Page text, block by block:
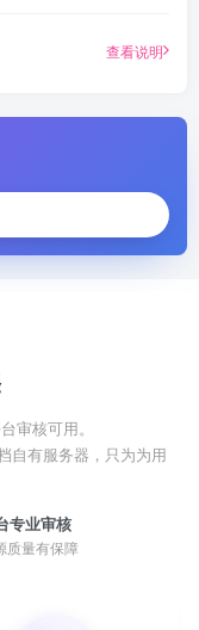
查看说明
审核可用。
自有服务器，只为为用
专业审核
质量有保障